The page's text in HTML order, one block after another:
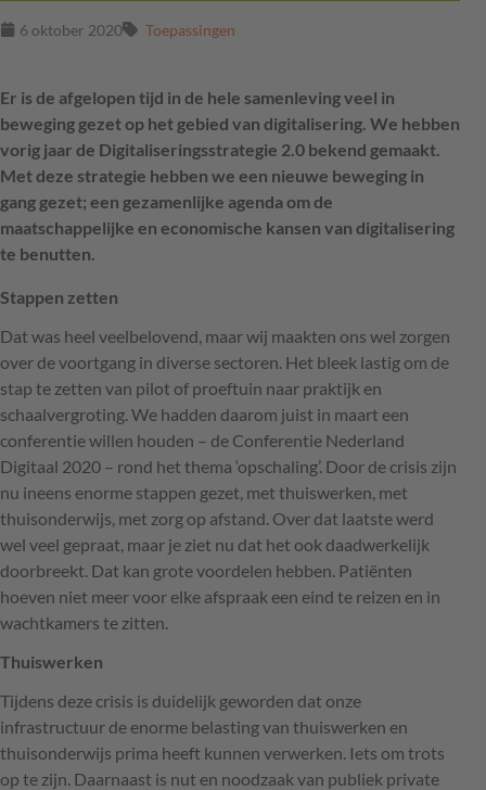
6 oktober 2020 Toepassingen
Er is de afgelopen tijd in de hele samenleving veel in
beweging gezet op het gebied van digitalisering. We hebben
vorig jaar de Digitaliseringsstrategie 2.0 bekend gemaakt.
Met deze strategie hebben we een nieuwe beweging in
gang gezet; een gezamenlijke agenda om de
maatschappelijke en economische kansen van digitalisering
te benutten.
Stappen zetten
Dat was heel veelbelovend, maar wij maakten ons wel zorgen
over de voortgang in diverse sectoren. Het bleek lastig om de
stap te zetten van pilot of proeftuin naar praktijk en
schaalvergroting. We hadden daarom juist in maart een
conferentie willen houden – de Conferentie Nederland
Digitaal 2020 – rond het thema ‘opschaling’. Door de crisis zijn
nu ineens enorme stappen gezet, met thuiswerken, met
thuisonderwijs, met zorg op afstand. Over dat laatste werd
wel veel gepraat, maar je ziet nu dat het ook daadwerkelijk
doorbreekt. Dat kan grote voordelen hebben. Patiënten
hoeven niet meer voor elke afspraak een eind te reizen en in
wachtkamers te zitten.
Thuiswerken
Tijdens deze crisis is duidelijk geworden dat onze
infrastructuur de enorme belasting van thuiswerken en
thuisonderwijs prima heeft kunnen verwerken. Iets om trots
op te zijn. Daarnaast is nut en noodzaak van publiek private